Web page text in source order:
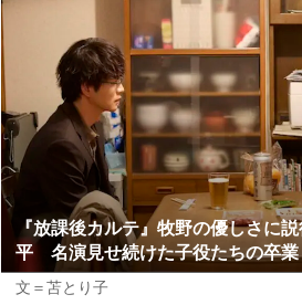
『放課後カルテ』牧野の優しさに
平 名演見せ続けた子役たちの卒業
文＝苫とり子